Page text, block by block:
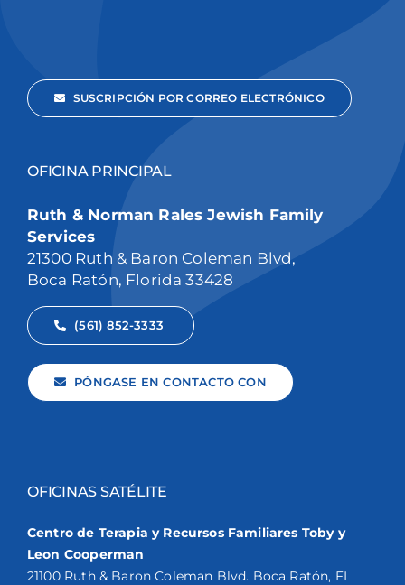
SUSCRIPCIÓN POR CORREO ELECTRÓNICO
OFICINA PRINCIPAL
Ruth & Norman Rales Jewish Family
Services
21300 Ruth & Baron Coleman Blvd,
Boca Ratón, Florida 33428
(561) 852-3333
PÓNGASE EN CONTACTO CON
OFICINAS SATÉLITE
Centro de Terapia y Recursos Familiares Toby y
Leon Cooperman
21100 Ruth & Baron Coleman Blvd. Boca Ratón, FL